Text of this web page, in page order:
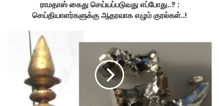
ராமதாஸ் கைது செய்யப்படுவது எப்போது..? :
செய்தியாளர்களுக்கு ஆதரவாக எழும் குரல்கள்..!